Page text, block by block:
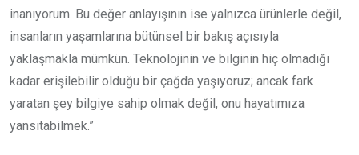
inanıyorum. Bu değer anlayışının ise yalnızca ürünlerle değil,
insanların yaşamlarına bütünsel bir bakış açısıyla
yaklaşmakla mümkün. Teknolojinin ve bilginin hiç olmadığı
kadar erişilebilir olduğu bir çağda yaşıyoruz; ancak fark
yaratan şey bilgiye sahip olmak değil, onu hayatımıza
yansıtabilmek.”